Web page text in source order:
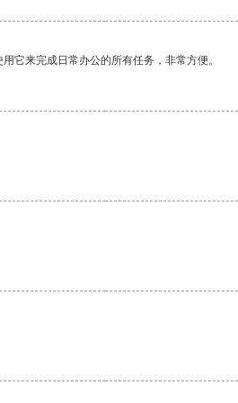
它来完成日常办公的所有任务，非常方便。